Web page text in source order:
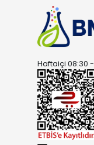
Haftaiçi 08:30